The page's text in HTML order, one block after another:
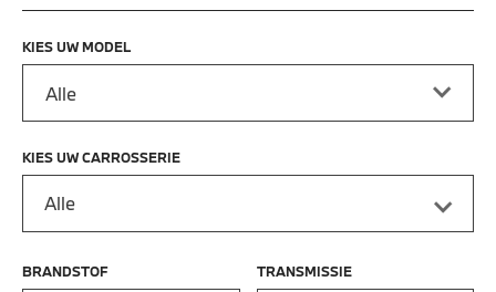
KIES UW MODEL
KIES UW CARROSSERIE
Alle
BRANDSTOF TRANSMISSIE